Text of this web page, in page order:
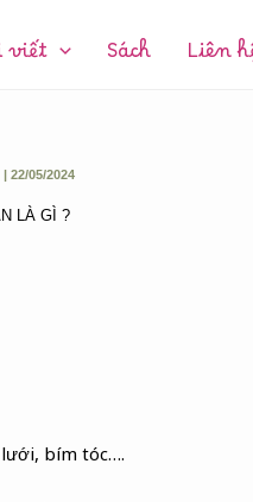
viết Sách Liên
| 22/05/2024
LÀ GÌ ?
bím tóc….